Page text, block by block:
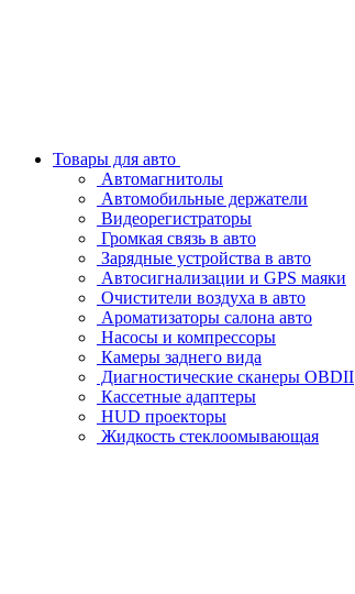
Товары для авто
Автомагнитолы
Автомобильные держатели
Видеорегистраторы
Громкая связь в авто
Зарядные устройства в авто
Автосигнализации и GPS маяки
Очистители воздуха в авто
Ароматизаторы салона авто
Насосы и компрессоры
Камеры заднего вида
Диагностические сканеры OBDII
Кассетные адаптеры
HUD проекторы
Жидкость стеклоомывающая